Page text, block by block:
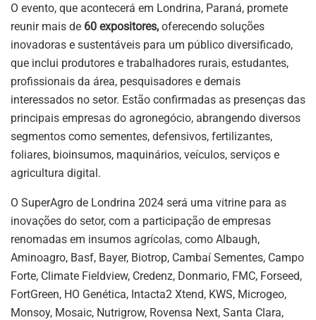
O evento, que acontecerá em Londrina, Paraná, promete
reunir mais de 60 expositores, oferecendo soluções
inovadoras e sustentáveis para um público diversificado,
que inclui produtores e trabalhadores rurais, estudantes,
profissionais da área, pesquisadores e demais
interessados no setor. Estão confirmadas as presenças das
principais empresas do agronegócio, abrangendo diversos
segmentos como sementes, defensivos, fertilizantes,
foliares, bioinsumos, maquinários, veículos, serviços e
agricultura digital.
O SuperAgro de Londrina 2024 será uma vitrine para as
inovações do setor, com a participação de empresas
renomadas em insumos agrícolas, como Albaugh,
Aminoagro, Basf, Bayer, Biotrop, Cambaí Sementes, Campo
Forte, Climate Fieldview, Credenz, Donmario, FMC, Forseed,
FortGreen, HO Genética, Intacta2 Xtend, KWS, Microgeo,
Monsoy, Mosaic, Nutrigrow, Rovensa Next, Santa Clara,